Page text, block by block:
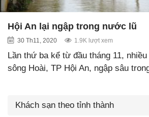
Hội An lại ngập trong nước lũ
30 Th11, 2020 1.9K lượt xem
Lần thứ ba kể từ đầu tháng 11,
sông Hoài, TP Hội An, ngập sâu
Khách sạn theo tỉnh thành